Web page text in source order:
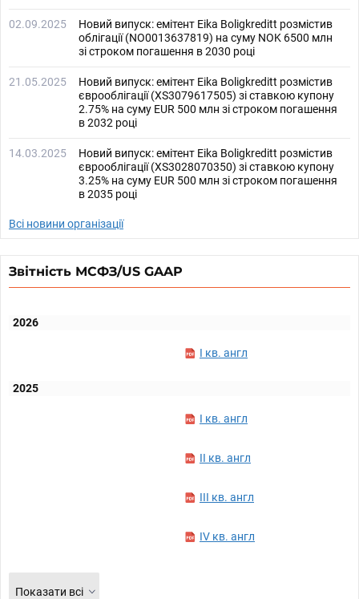
02.09.2025
Новий випуск: емітент Eika Boligkreditt розмістив
облігації (NO0013637819) на суму NOK 6500 млн
зі строком погашення в 2030 році
21.05.2025
Новий випуск: емітент Eika Boligkreditt розмістив
єврооблігації (XS3079617505) зі ставкою купону
2.75% на суму EUR 500 млн зі строком погашення
в 2032 році
14.03.2025
Новий випуск: емітент Eika Boligkreditt розмістив
єврооблігації (XS3028070350) зі ставкою купону
3.25% на суму EUR 500 млн зі строком погашення
в 2035 році
Всі новини організації
Звітність МСФЗ/US GAAP
2026
I кв. англ
2025
I кв. англ
II кв. англ
III кв. англ
IV кв. англ
Показати всі